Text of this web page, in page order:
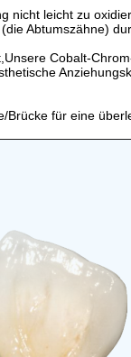
nicht leicht zu
Abtumszähne)
Cobalt-
für eine